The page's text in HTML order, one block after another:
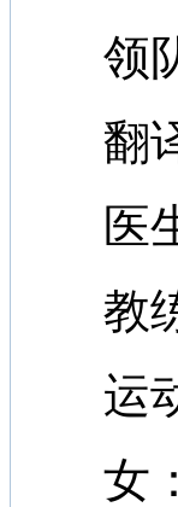
领队
翻译
医生
教练
运动
女：